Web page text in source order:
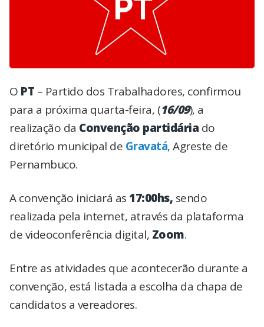
O PT – Partido dos Trabalhadores, confirmou
para a próxima quarta-feira, (16/09), a
realização da Convenção partidária do
diretório municipal de Gravatá, Agreste de
Pernambuco.
A convenção iniciará as 17:00hs, sendo
realizada pela internet, através da plataforma
de videoconferência digital, Zoom.
Entre as atividades que acontecerão durante a
convenção, está listada a escolha da chapa de
candidatos a vereadores.